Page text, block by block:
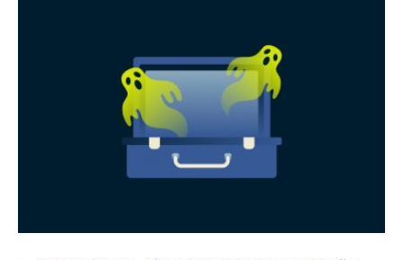
Wat moet er nog meer gedaan worden aan
nepvacatures?
Veelgestelde vragen over spook- en nepvacatures
en vacaturefraude